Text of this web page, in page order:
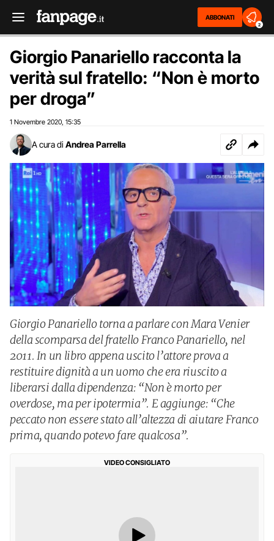
ABBONATI
2
Giorgio Panariello racconta la
verità sul fratello: “Non è morto
per droga”
1 Novembre 2020 15:35
A cura di Andrea Parrella
Giorgio Panariello torna a parlare con Mara Venier
della scomparsa del fratello Franco Panariello, nel
2011. In un libro appena uscito l’attore prova a
restituire dignità a un uomo che era riuscito a
liberarsi dalla dipendenza: “Non è morto per
overdose, ma per ipotermia”. E aggiunge: “Che
peccato non essere stato all’altezza di aiutare Franco
prima, quando potevo fare qualcosa”.
VIDEO CONSIGLIATO